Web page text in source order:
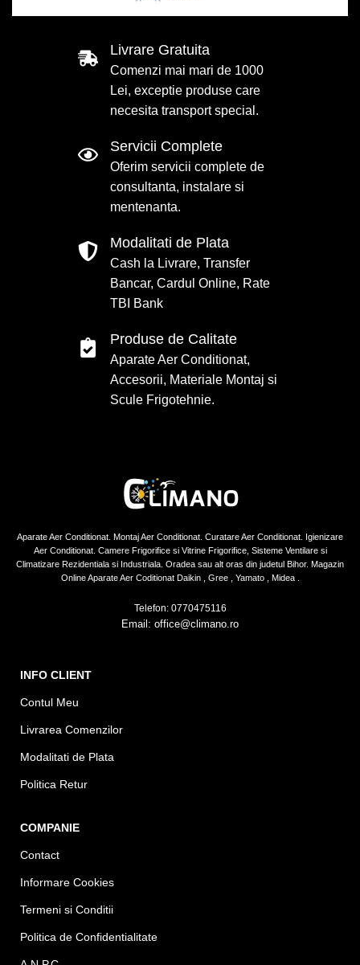
Livrare Gratuita
Comenzi mai mari de 1000
Lei, exceptie produse care
necesita transport special.
Servicii Complete
Oferim servicii complete de
consultanta, instalare si
mentenanta.
Modalitati de Plata
Cash la Livrare, Transfer
Bancar, Cardul Online, Rate
TBI Bank
Produse de Calitate
Aparate Aer Conditionat,
Accesorii, Materiale Montaj si
Scule Frigotehnie.
Aparate Aer Conditionat. Montaj Aer Conditionat. Curatare Aer Conditionat. Igienizare
Aer Conditionat. Camere Frigorifice si Vitrine Frigorifice, Sisteme Ventilare si
Climatizare Rezidentiala si Industriala. Oradea sau alt oras din judetul Bihor. Magazin
Online Aparate Aer Coditionat Daikin , Gree , Yamato , Midea .
Telefon: 0770475116
Email: office@climano.ro
INFO CLIENT
Contul Meu
Livrarea Comenzilor
Modalitati de Plata
Politica Retur
COMPANIE
Contact
Informare Cookies
Termeni si Conditii
Politica de Confidentialitate